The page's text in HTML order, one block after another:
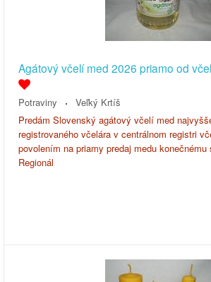
Agátový včelí med 2026 priamo od
Potraviny
Veľký Krtíš
Predám Slovenský agátový včelí med
registrovaného včelára v centrálnom registri
povolením na priamy predaj medu konečnému
Regionál